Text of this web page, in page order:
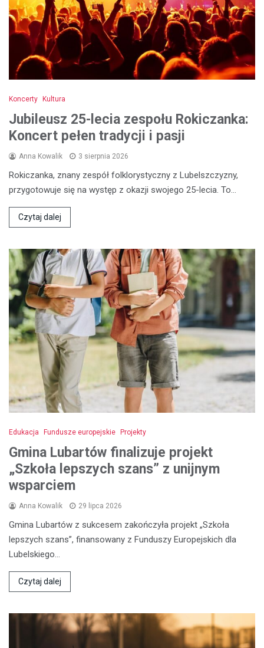
Koncerty Kultura
Jubileusz 25-lecia zespołu Rokiczanka:
Koncert pełen tradycji i pasji
Anna Kowalik 3 sierpnia 2026
Rokiczanka, znany zespół folklorystyczny z Lubelszczyzny,
przygotowuje się na występ z okazji swojego 25-lecia. To…
Czytaj dalej
Edukacja Fundusze europejskie Projekty
Gmina Lubartów finalizuje projekt
„Szkoła lepszych szans” z unijnym
wsparciem
Anna Kowalik 29 lipca 2026
Gmina Lubartów z sukcesem zakończyła projekt „Szkoła
lepszych szans”, finansowany z Funduszy Europejskich dla
Lubelskiego…
Czytaj dalej